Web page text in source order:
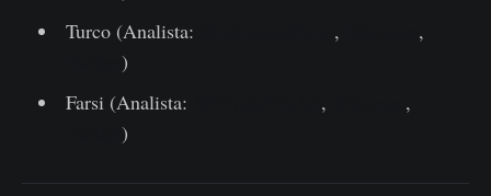
Turco (Analista:
,
,
)
Farsi (Analista:
,
,
)